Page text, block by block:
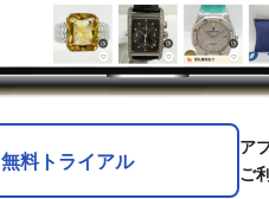
無料トライアル
ア
ご